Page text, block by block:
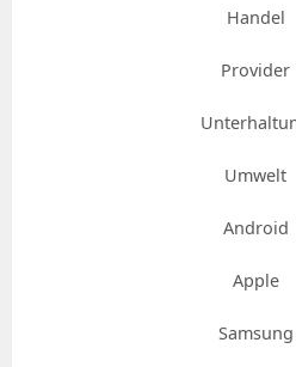
Handel
Provider
Umwelt
Android
Apple
Samsung